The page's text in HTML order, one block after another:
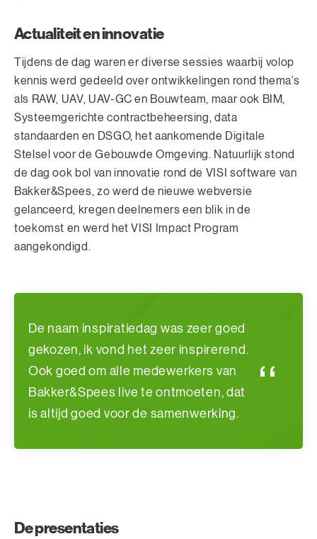
Actualiteit en innovatie
Tijdens de dag waren er diverse sessies waarbij volop
kennis werd gedeeld over ontwikkelingen rond thema’s
als RAW, UAV, UAV-GC en Bouwteam, maar ook BIM,
Systeemgerichte contractbeheersing, data
standaarden en DSGO, het aankomende Digitale
Stelsel voor de Gebouwde Omgeving. Natuurlijk stond
de dag ook bol van innovatie rond de VISI software van
Bakker&Spees, zo werd de nieuwe webversie
gelanceerd, kregen deelnemers een blik in de
toekomst en werd het VISI Impact Program
aangekondigd.
De naam inspiratiedag was zeer goed
gekozen, ik vond het zeer inspirerend.
Ook goed om alle medewerkers van
Bakker&Spees live te ontmoeten, dat
is altijd goed voor de samenwerking.
De presentaties